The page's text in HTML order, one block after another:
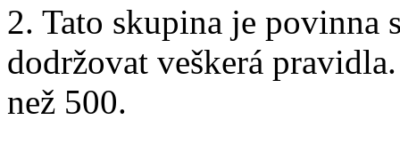
2. Tato skupina je povinna
dodržovat veškerá
než 500.